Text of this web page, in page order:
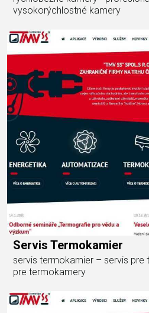
vysokorýchlostné kamery
Servis Termokamier
servis termokamier – servis pre
pre termokamery